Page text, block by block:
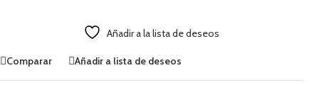
Añadir a la lista de deseos
Comparar Añadir a lista de deseos